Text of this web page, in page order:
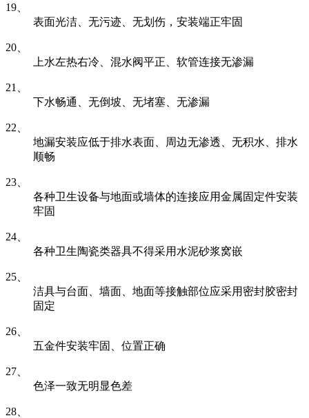
19、
表面光洁、无污迹、无划伤，安装端正牢固
20、
上水左热右冷、混水阀平正、软管连接无渗漏
21、
下水畅通、无倒坡、无堵塞、无渗漏
22、
地漏安装应低于排水表面、周边无渗透、无积水、排水
顺畅
23、
各种卫生设备与地面或墙体的连接应用金属固定件安装
牢固
24、
各种卫生陶瓷类器具不得采用水泥砂浆窝嵌
25、
洁具与台面、墙面、地面等接触部位应采用密封胶密封
固定
26、
五金件安装牢固、位置正确
27、
色泽一致无明显色差
28、